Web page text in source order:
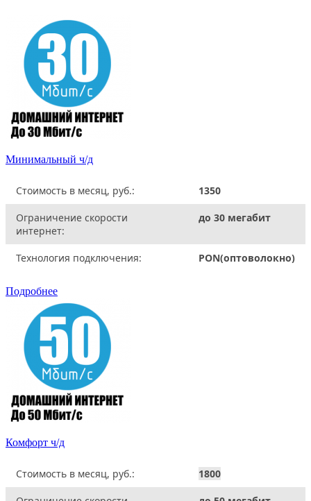
Минимальный ч/д
Стоимость в месяц, руб.: 1350
Ограничение скорости
интернет:
до 30 мегабит
Технология подключения: PON(оптоволокно)
Подробнее
Комфорт ч/д
Стоимость в месяц, руб.: 1800